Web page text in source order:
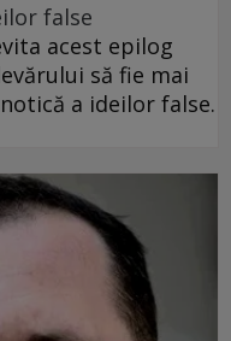
false
acest epilog
să fie mai
a ideilor false.